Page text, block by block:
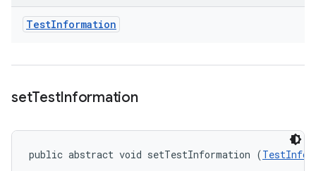
TestInformation
setTestInformation
public abstract void setTestInformation (